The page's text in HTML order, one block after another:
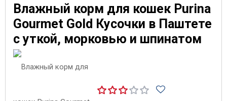
Влажный корм для кошек Purina
Gourmet Gold Кусочки в Паштете
с уткой, морковью и шпинатом